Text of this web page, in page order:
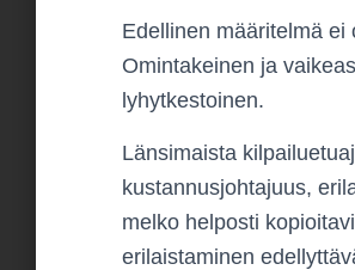
Edellinen määritelmä
Omintakeinen ja
lyhytkestoinen.
Länsimaista
kustannusjohtajuus,
melko helposti
erilaistaminen